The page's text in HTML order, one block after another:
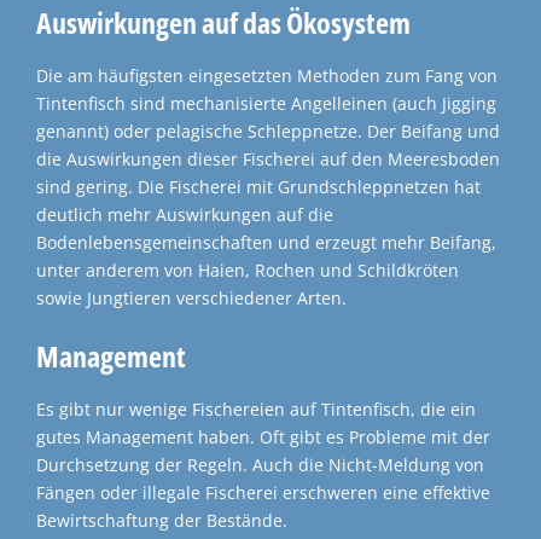
Auswirkungen auf das Ökosystem
Die am häufigsten eingesetzten Methoden zum Fang von
Tintenfisch sind mechanisierte Angelleinen (auch Jigging
genannt) oder pelagische Schleppnetze. Der Beifang und
die Auswirkungen dieser Fischerei auf den Meeresboden
sind gering. Die Fischerei mit Grundschleppnetzen hat
deutlich mehr Auswirkungen auf die
Bodenlebensgemeinschaften und erzeugt mehr Beifang,
unter anderem von Haien, Rochen und Schildkröten
sowie Jungtieren verschiedener Arten.
Management
Es gibt nur wenige Fischereien auf Tintenfisch, die ein
gutes Management haben. Oft gibt es Probleme mit der
Durchsetzung der Regeln. Auch die Nicht-Meldung von
Fängen oder illegale Fischerei erschweren eine effektive
Bewirtschaftung der Bestände.